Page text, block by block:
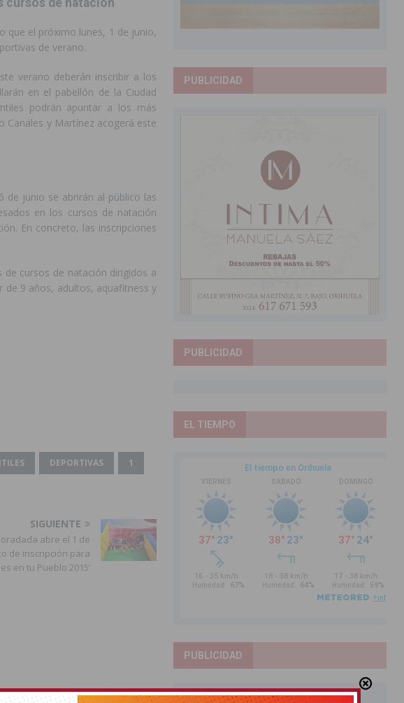
del
y a planificar
de violencia
Miguel
entre
de Salinas
que el próximo lunes, 1 de junio,
de verano.
verano deberán inscribir a los
en el pabellón de la Ciudad
podrán apuntar a los más
Canales y Martínez acogerá este
de junio se abrirán al público las
en los cursos de natación
En concreto, las inscripciones
cursos de natación dirigidos a
de 9 años, adultos, aquafitness y
DEPORTIVAS 1
SIGUIENTE
abre el 1 de
de inscripción para
en tu Pueblo 2015’
PUBLICIDAD
PUBLICIDAD
EL TIEMPO
PUBLICIDAD